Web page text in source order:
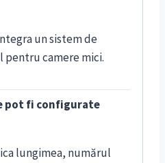
un sistem de
pentru camere mici.
pot fi configurate
lungimea, numărul